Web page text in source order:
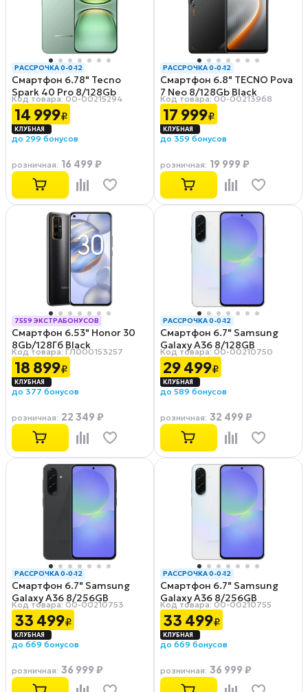
РАССРОЧКА 0-0-12
Смартфон 6.78" Tecno
Spark 40 Pro 8/128Gb
Green
Код товара: 00-00215294
14 999₽
до 299 бонусов
розничная: 16 499 ₽
РАССРОЧКА 0-0-12
Смартфон 6.8" TECNO Pova
7 Neo 8/128Gb Black
Код товара: 00-00213968
17 999₽
до 359 бонусов
розничная: 19 999 ₽
7559 ЭКСТРАБОНУСОВ
РАССРОЧКА 0-0-12
Смартфон 6.53" Honor 30
8Gb/128Гб Black
Код товара: ГЛ000153257
18 899₽
до 377 бонусов
розничная: 22 349 ₽
РАССРОЧКА 0-0-12
Смартфон 6.7" Samsung
Galaxy A36 8/128GB
Awesome Gray
Код товара: 00-00210750
29 499₽
до 589 бонусов
розничная: 32 499 ₽
РАССРОЧКА 0-0-12
Смартфон 6.7" Samsung
Galaxy A36 8/256GB
Awesome Black
Код товара: 00-00210753
33 499₽
до 669 бонусов
розничная: 36 999 ₽
РАССРОЧКА 0-0-12
Смартфон 6.7" Samsung
Galaxy A36 8/256GB
Awesome Gray
Код товара: 00-00210755
33 499₽
до 669 бонусов
розничная: 36 999 ₽